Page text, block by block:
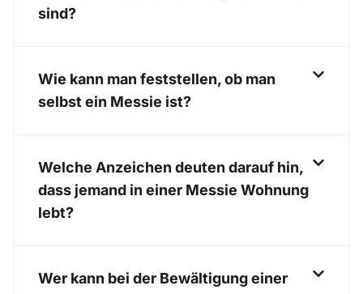
sind?
Wie kann man feststellen, ob man
selbst ein Messie ist?
Welche Anzeichen deuten darauf hin,
dass jemand in einer Messie Wohnung
lebt?
Wer kann bei der Bewältigung einer